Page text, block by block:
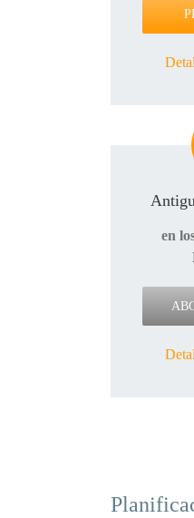
en